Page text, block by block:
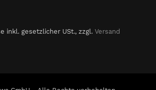
inkl. gesetzlicher USt., zzgl. Versand